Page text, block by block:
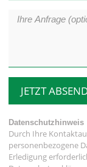
JETZT
Datenschutzhinweis
Durch Ihre
personenbezogene
Erledigung